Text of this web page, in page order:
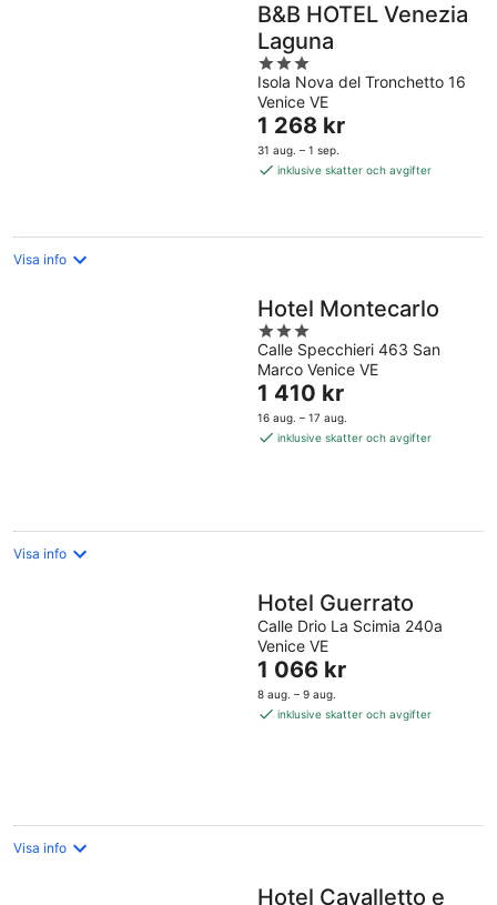
B&B HOTEL Venezia
Laguna
3
out
of
5
Isola Nova del Tronchetto 16
Venice VE
Priset
är
1 268 kr
1 268 kr
31 aug. – 1 sep.
inklusive skatter och avgifter
Visa info
Hotel Montecarlo
3
out
of
5
Calle Specchieri 463 San
Marco Venice VE
Priset
är
1 410 kr
1 410 kr
16 aug. – 17 aug.
inklusive skatter och avgifter
Visa info
Hotel Guerrato
Calle Drio La Scimia 240a
Venice VE
Priset
är
1 066 kr
1 066 kr
8 aug. – 9 aug.
inklusive skatter och avgifter
Visa info
Hotel Cavalletto e